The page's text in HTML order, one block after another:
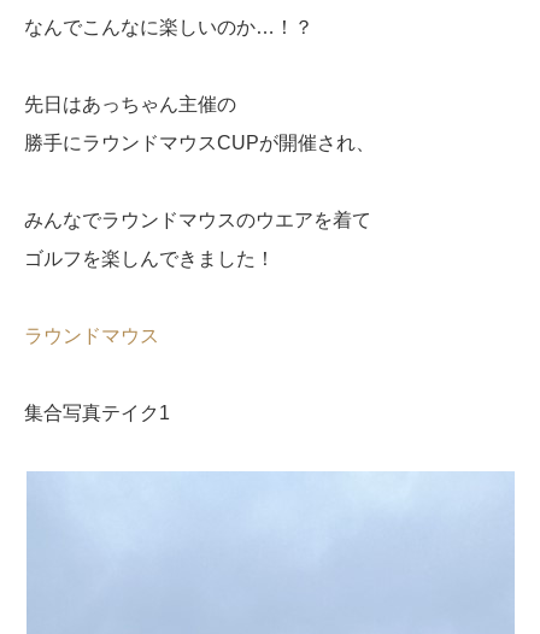
なんでこんなに楽しいのか…！？
先日はあっちゃん主催の
勝手にラウンドマウスCUPが開催され、
みんなでラウンドマウスのウエアを着て
ゴルフを楽しんできました！
ラウンドマウス
集合写真テイク1